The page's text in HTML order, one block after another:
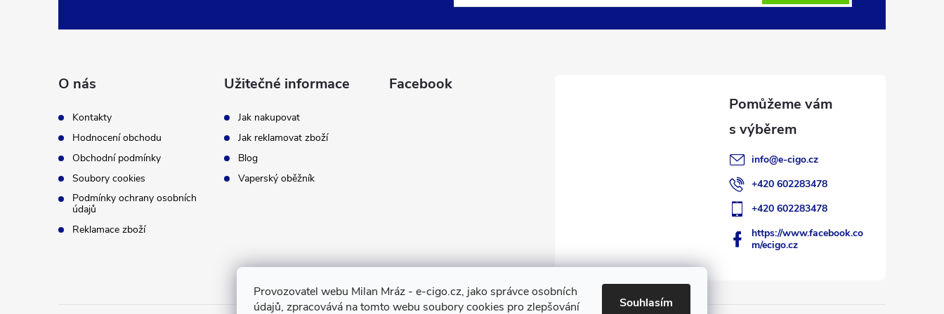
Provozovatel webu Milan Mráz - e-cigo.cz, jako správce osobních
údajů, zpracovává na tomto webu soubory cookies pro zlepšování
Souhlasím
O nás
Kontakty
Hodnocení obchodu
Obchodní podmínky
Soubory cookies
Podmínky ochrany osobních
údajů
Reklamace zboží
Užitečné informace
Jak nakupovat
Jak reklamovat zboží
Blog
Vaperský oběžník
Facebook
info@e-cigo.cz
+420 602283478
+420 602283478
https://www.facebook.co
m/ecigo.cz